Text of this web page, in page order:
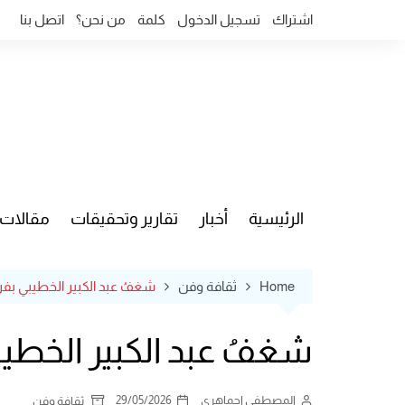
اشتراك تسجيل الدخول كلمة من نحن؟ اتصل بنا
الرئيسية أخبار تقارير وتحقيقات مقالات
Home ثقافة وفن شغفُ عبد الكبير الخطيبي
شغفُ عبد الكبير
المصطفى اجماهري 29/05/2026 ثقافة وفن